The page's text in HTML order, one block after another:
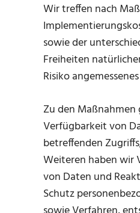
Wir treffen nach
sowie der
Freiheiten
Risiko
Zu den
Verfügbarkeit von
betreffenden
Weiteren haben wir
von Daten und
Schutz